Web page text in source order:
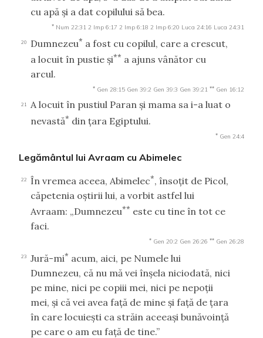
cu apă şi a dat copilului să bea.
* Num 22:31 2 Imp 6:17 2 Imp 6:18 2 Imp 6:20 Luca 24:16 Luca 24:31
20 Dumnezeu* a fost cu copilul, care a crescut,
a locuit în pustie şi** a ajuns vânător cu
arcul.
* Gen 28:15 Gen 39:2 Gen 39:3 Gen 39:21 ** Gen 16:12
21
A locuit în pustiul Paran şi mama sa i-a luat o
nevastă* din ţara Egiptului.
* Gen 24:4
Legământul lui Avraam cu Abimelec
22 În vremea aceea, Abimelec*, însoţit de Picol,
căpetenia oştirii lui, a vorbit astfel lui
Avraam: „Dumnezeu** este cu tine în tot ce
faci.
* Gen 20:2 Gen 26:26 ** Gen 26:28
23 Jură-mi* acum, aici, pe Numele lui
Dumnezeu, că nu mă vei înşela niciodată, nici
pe mine, nici pe copiii mei, nici pe nepoţii
mei, şi că vei avea faţă de mine şi faţă de ţara
în care locuieşti ca străin aceeaşi bunăvoinţă
pe care o am eu faţă de tine.”